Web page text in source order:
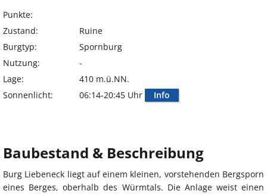
Punkte:
Zustand:
Ruine
Burgtyp:
Spornburg
Nutzung:
-
Lage:
410 m.ü.NN.
Sonnenlicht:
06:14-20:45 Uhr Info
Baubestand & Beschreibung
Burg Liebeneck liegt auf einem kleinen, vorstehenden Bergsporn
eines Berges, oberhalb des Würmtals. Die Anlage weist einen